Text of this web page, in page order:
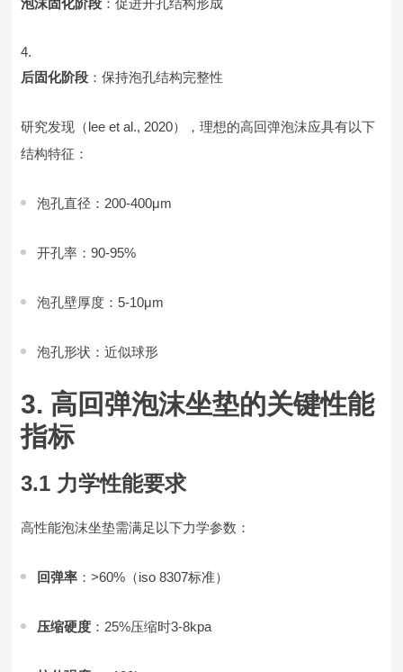
泡沫固化阶段 ：促进开孔结构形成
后固化阶段 ：保持泡孔结构完整性
研究发现（lee et al., 2020），理想的高回弹泡沫应具有以下
结构特征：
泡孔直径：200-400μm
开孔率：90-95%
泡孔壁厚度：5-10μm
泡孔形状：近似球形
3. 高回弹泡沫坐垫的关键性能
指标
3.1 力学性能要求
高性能泡沫坐垫需满足以下力学参数：
回弹率 ：>60%（iso 8307标准）
压缩硬度 ：25%压缩时3-8kpa